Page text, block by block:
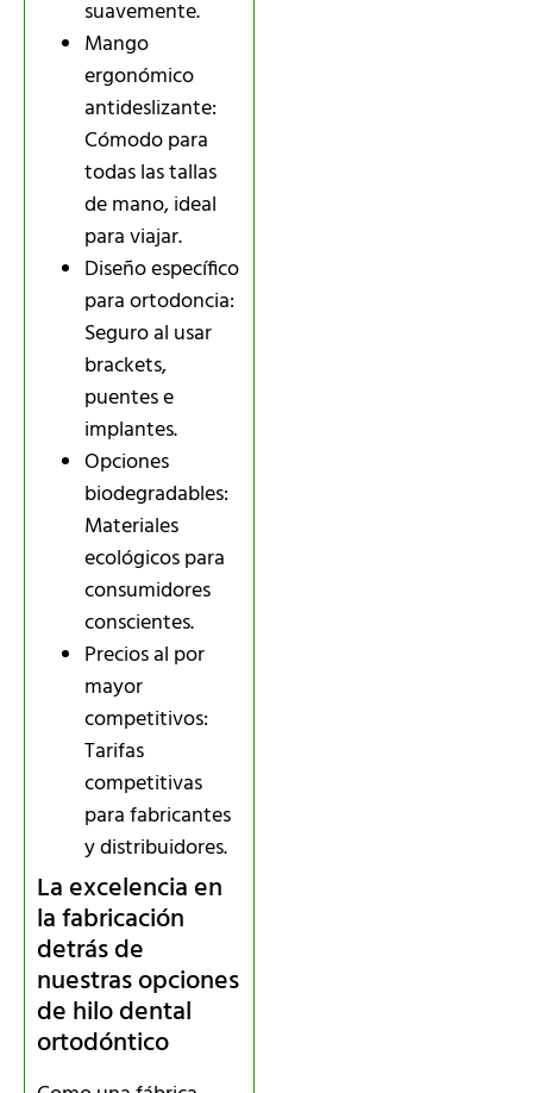
suavemente.
Mango
ergonómico
antideslizante:
Cómodo para
todas las tallas
de mano, ideal
para viajar.
Diseño específico
para ortodoncia:
Seguro al usar
brackets,
puentes e
implantes.
Opciones
biodegradables:
Materiales
ecológicos para
consumidores
conscientes.
Precios al por
mayor
competitivos:
Tarifas
competitivas
para fabricantes
y distribuidores.
La excelencia en
la fabricación
detrás de
nuestras opciones
de hilo dental
ortodóntico